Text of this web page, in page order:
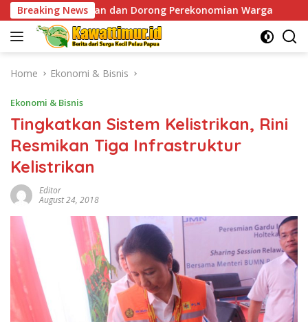
Skip
to
content
Breaking News
dan Dorong Perekonomian Warga Sentuhan
Home Ekonomi & Bisnis
Ekonomi & Bisnis
Tingkatkan Sistem Kelistrikan, Rini
Resmikan Tiga Infrastruktur
Kelistrikan
Editor
August 24, 2018